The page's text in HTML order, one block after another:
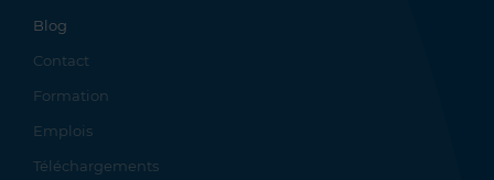
Blog
Contact
Formation
Emplois
Téléchargements